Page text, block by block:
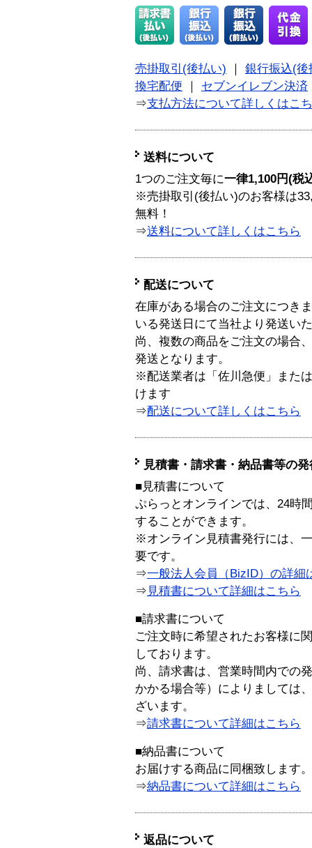
売掛取引(後払い)
銀行振込(後
換宅配便
セブンイレブン決済
⇒支払方法について詳しくはこ
送料について
1つのご注文毎に一律1,100円(税
※売掛取引(後払い)のお客様は
無料！
⇒送料について詳しくはこちら
配送について
在庫がある場合のご注文につき
いる発送日にて当社より発送い
尚、複数の商品をご注文の場合
発送となります。
※配送業者は「佐川急便」また
けます
⇒配送について詳しくはこちら
見積書・請求書・納品書等の
■見積書について
ぷらっとオンラインでは、24時
することができます。
※オンライン見積書発行には、
要です。
⇒一般法人会員（BizID）の詳細
⇒ 見積書について詳細はこちら
■請求書について
ご注文時に希望されたお客様に
しております。
尚、請求書は、営業時間内での
かかる場合等）によりましては
ざいます。
⇒請求書について詳細はこちら
■納品書について
お届けする商品に同梱致します。
⇒納品書について詳細はこちら
返品について